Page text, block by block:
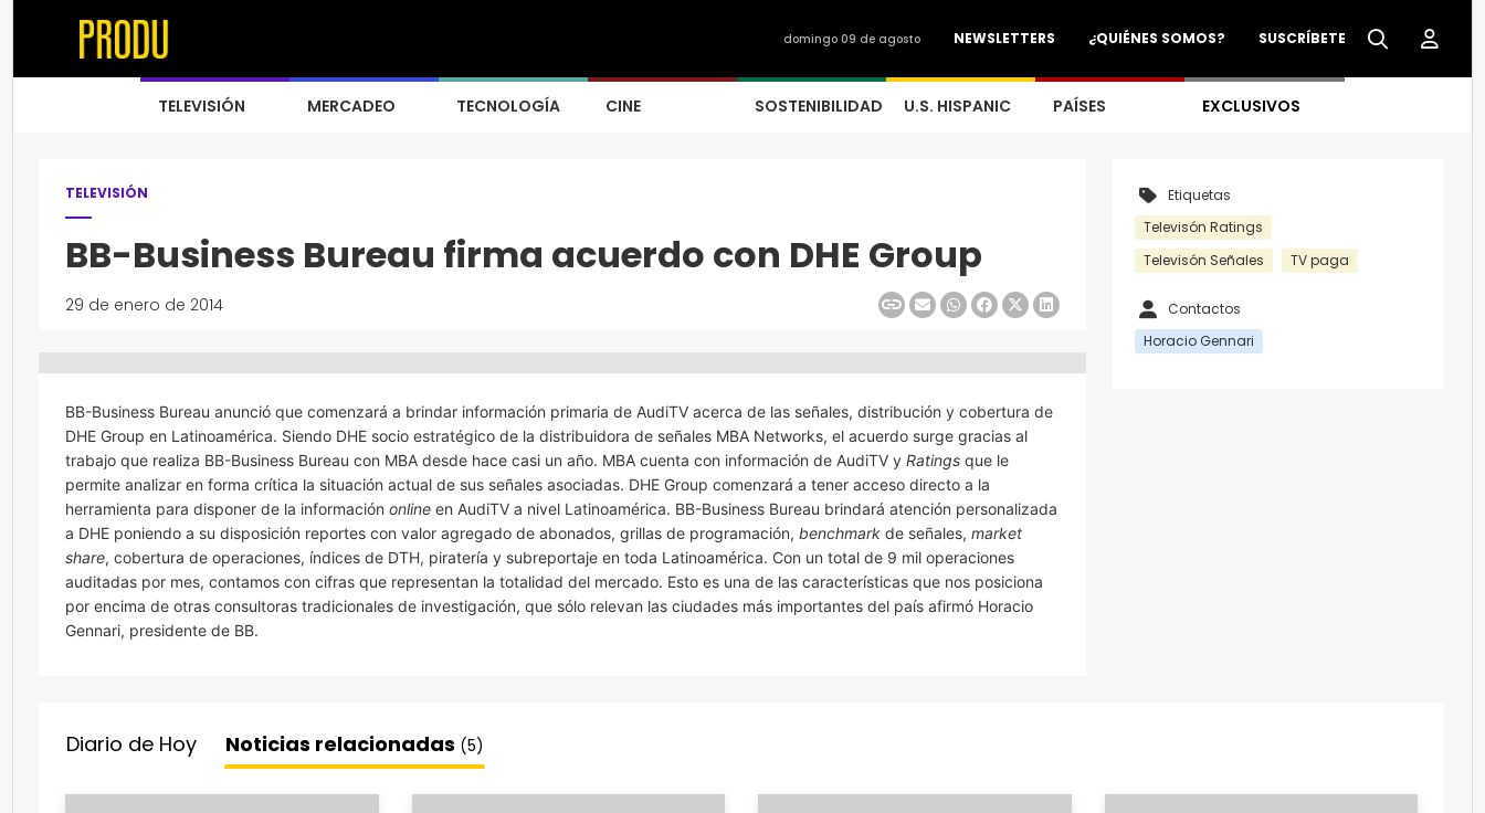
SUSCRÍBETE
¿QUIÉNES SOMOS?
NEWSLETTERS
domingo 09 de agosto
TELEVISIÓN MERCADEO TECNOLOGÍA CINE SOSTENIBILIDAD U.S. HISPANIC PAÍSES EXCLUSIVOS
TELEVISIÓN
BB-Business Bureau firma acuerdo con DHE Group
29 de enero de 2014
BB-Business Bureau anunció que comenzará a brindar información primaria de AudiTV acerca de las señales, distribución y cobertura de
DHE Group en Latinoamérica. Siendo DHE socio estratégico de la distribuidora de señales MBA Networks, el acuerdo surge gracias al
trabajo que realiza BB-Business Bureau con MBA desde hace casi un año. MBA cuenta con información de AudiTV y Ratings que le
permite analizar en forma crítica la situación actual de sus señales asociadas. DHE Group comenzará a tener acceso directo a la
herramienta para disponer de la información online en AudiTV a nivel Latinoamérica. BB-Business Bureau brindará atención personalizada
a DHE poniendo a su disposición reportes con valor agregado de abonados, grillas de programación, benchmark de señales, market
share, cobertura de operaciones, índices de DTH, piratería y subreportaje en toda Latinoamérica. Con un total de 9 mil operaciones
auditadas por mes, contamos con cifras que representan la totalidad del mercado. Esto es una de las características que nos posiciona
por encima de otras consultoras tradicionales de investigación, que sólo relevan las ciudades más importantes del país afirmó Horacio
Gennari, presidente de BB.
Etiquetas
Televisón Ratings
Televisón Señales
TV paga
Contactos
Horacio Gennari
Diario de Hoy Noticias relacionadas (5)